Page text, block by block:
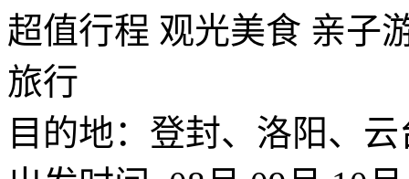
超值行程 观光美食 亲子
旅行
目的地：登封、洛阳、